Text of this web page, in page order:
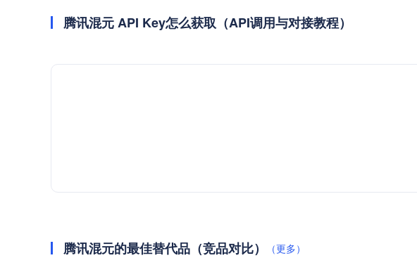
腾讯混元 API Key怎么获取（API调用与对接教程）
腾讯混元的最佳替代品（竞品对比） （更多）